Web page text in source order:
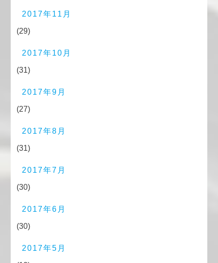
2017年11月
(29)
2017年10月
(31)
2017年9月
(27)
2017年8月
(31)
2017年7月
(30)
2017年6月
(30)
2017年5月